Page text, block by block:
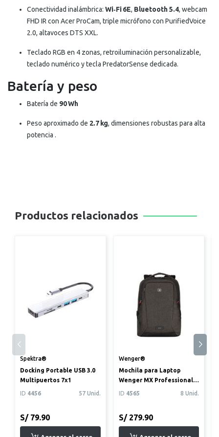
Conectividad inalámbrica: Wi‑Fi 6E, Bluetooth 5.4, webcam
FHD IR con Acer ProCam, triple micrófono con PurifiedVoice
2.0, altavoces DTS XXL.
Teclado RGB en 4 zonas, retroiluminación personalizable,
teclado numérico y tecla PredatorSense dedicada.
Batería y peso
Batería de 90 Wh
Peso aproximado de 2.7 kg, dimensiones robustas para alta
potencia .
Productos relacionados
Spektra®
Docking Portable USB 3.0
Multipuertos 7x1
ID 4456 57 Unid.
S/ 79.90
Wenger®
Mochila para Laptop
Wenger MX Professional
Gris
ID 4565 8 Unid.
S/ 279.90